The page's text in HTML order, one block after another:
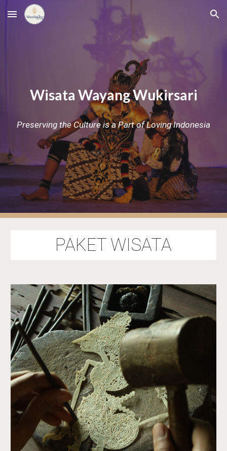
Skip to main content Skip to navigation
Wisata Wayang Wukirsari
Preserving the Culture is a Part of Loving Indonesia
PAKET WISATA